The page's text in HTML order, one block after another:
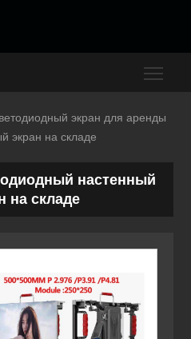
экран для аренды
экран на складе
настенный
на складе